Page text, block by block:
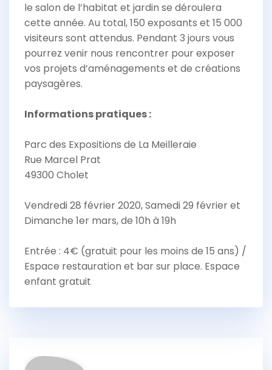
le salon de l’habitat et jardin se déroulera
cette année. Au total, 150 exposants et 15 000
visiteurs sont attendus. Pendant 3 jours vous
pourrez venir nous rencontrer pour exposer
vos projets d’aménagements et de créations
paysagères.
Informations pratiques :
Parc des Expositions de La Meilleraie
Rue Marcel Prat
49300 Cholet
Vendredi 28 février 2020, Samedi 29 février et
Dimanche 1er mars, de 10h à 19h
Entrée : 4€ (gratuit pour les moins de 15 ans) /
Espace restauration et bar sur place. Espace
enfant gratuit